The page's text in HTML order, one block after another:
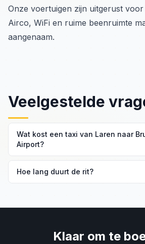
Onze voertuigen zijn uitgerust
Airco, WiFi en ruime beenruimte
aangenaam.
Veelgestelde
Wat kost een taxi van Laren naar
Airport?
personenwagen en €360 voor een
Hoe lang duurt de rit?
Klaar om te